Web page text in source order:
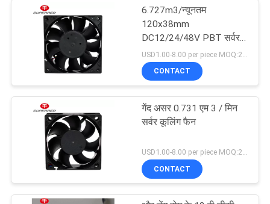
6.727m3/न्यूनतम
120x38mm
DC12/24/48V PBT सर्वर
कूलिंग फैन
CONTACT
गेंद असर 0.731 एम 3 / मिन
सर्वर कूलिंग फैन
USD1.00-8.00 per piece MOQ:2000 पीसी
CONTACT